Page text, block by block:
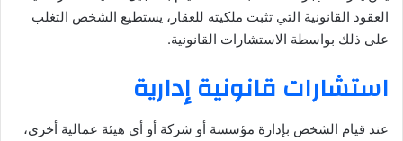
العقود القانونية التي تثبت ملكيته للعقار، يستطيع الشخص التغلب
على ذلك بواسطة الاستشارات القانونية.
استشارات قانونية إدارية
عند قيام الشخص بإدارة مؤسسة أو شركة أو أي هيئة عمالية أخرى،